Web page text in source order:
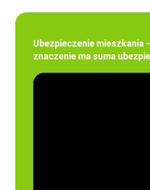
Ubezpieczenie mieszkania
znaczenie ma suma